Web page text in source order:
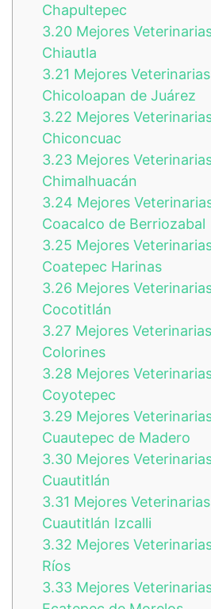
Chapultepec
3.20 Mejores
Chiautla
3.21 Mejores
Chicoloapan de Juárez
3.22 Mejores
Chiconcuac
3.23 Mejores
Chimalhuacán
3.24 Mejores
Coacalco de Berriozabal
3.25 Mejores
Coatepec Harinas
3.26 Mejores
Cocotitlán
3.27 Mejores
Colorines
3.28 Mejores
Coyotepec
3.29 Mejores
Cuautepec de Madero
3.30 Mejores
Cuautitlán
3.31 Mejores
Cuautitlán Izcalli
3.32 Mejores
Ríos
3.33 Mejores